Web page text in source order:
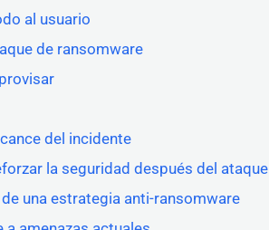
al usuario
de ransomware
del incidente
la seguridad después del ataque
una estrategia anti-ransomware